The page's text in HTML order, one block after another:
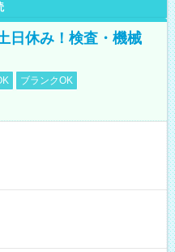
日休み！検査・機械
ブランクOK